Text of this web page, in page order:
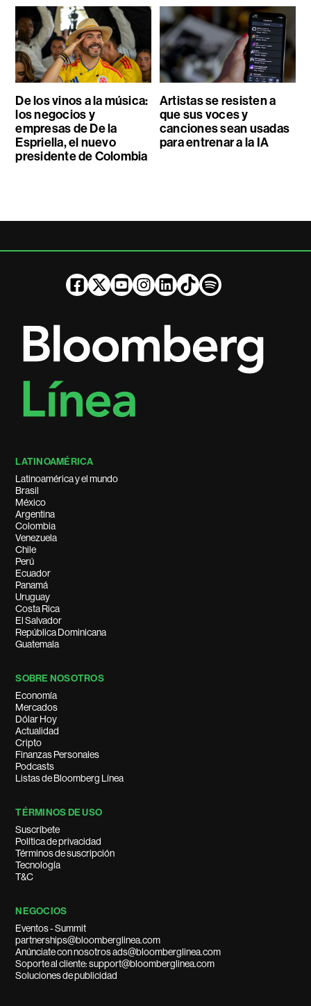
De los vinos a la música:
los negocios y
empresas de De la
Espriella, el nuevo
presidente de Colombia
Artistas se resisten a
que sus voces y
canciones sean usadas
para entrenar a la IA
LATINOAMÉRICA
Latinoamérica y el mundo
Brasil
México
Argentina
Colombia
Venezuela
Chile
Perú
Ecuador
Panamá
Uruguay
Costa Rica
El Salvador
República Dominicana
Guatemala
SOBRE NOSOTROS
Economía
Mercados
Dólar Hoy
Actualidad
Cripto
Finanzas Personales
Podcasts
Listas de Bloomberg Línea
TÉRMINOS DE USO
Suscríbete
Política de privacidad
Términos de suscripción
Tecnología
T&C
NEGOCIOS
Eventos - Summit
partnerships@bloomberglinea.com
Anúnciate con nosotros ads@bloomberglinea.com
Soporte al cliente: support@bloomberglinea.com
Soluciones de publicidad